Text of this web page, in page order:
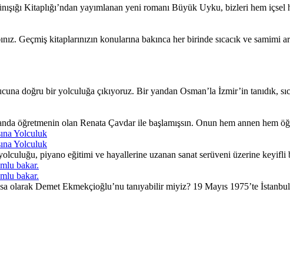
Kitaplığı’ndan yayımlanan yeni romanı Büyük Uyku, bizleri hem
Geçmiş kitaplarınızın konularına bakınca her birinde sıcacık ve
doğru bir yolculuğa çıkıyoruz. Bir yandan Osman’la İzmir’in tanıdık,
öğretmenin olan Renata Çavdar ile başlamışsın. Onun hem annen hem
Yolculuk
Yolculuk
piyano eğitimi ve hayallerine uzanan sanat serüveni üzerine
bakar.
bakar.
olarak Demet Ekmekçioğlu’nu tanıyabilir miyiz? 19 Mayıs 1975’te